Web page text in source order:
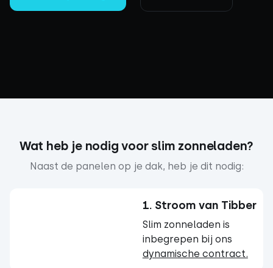
Wat heb je nodig voor slim zonneladen?
Naast de panelen op je dak, heb je dit nodig:
1. Stroom van Tibber
Slim zonneladen is
inbegrepen bij ons
dynamische contract.